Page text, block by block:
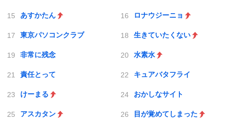
あすかたん ロナウジーニョ
東京パソコンクラブ 生きていたくない
非常に残念 水素水
責任とって キュアバタフライ
けーまる おかしなサイト
アスカタン 目が覚めてしまった